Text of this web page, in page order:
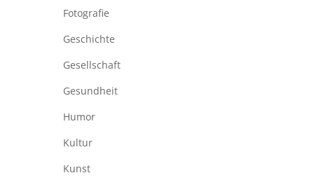
Fotografie
Geschichte
Gesellschaft
Gesundheit
Humor
Kultur
Kunst